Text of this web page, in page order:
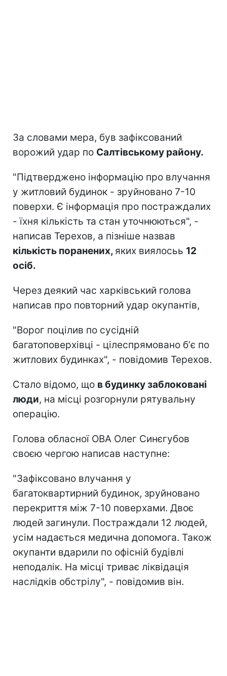
За словами мера, був зафіксований
ворожий удар по Салтівському району.
"Підтверджено інформацію про влучання
у житловий будинок - зруйновано 7-10
поверхи. Є інформація про постраждалих
- їхня кількість та стан уточнюються", -
написав Терехов, а пізніше назвав
кількість поранених, яких виялосьь 12
осіб.
Через деякий час харківський голова
написав про повторний удар окупантів,
"Ворог поцілив по сусідній
багатоповерхівці - цілеспрямовано бʼє по
житлових будинках", - повідомив Терехов.
Стало відомо, що в будинку заблоковані
люди, на місці розгорнули рятувальну
операцію.
Голова обласної ОВА Олег Синєгубов
своєю чергою написав наступне:
"Зафіксовано влучання у
багатоквартирний будинок, зруйновано
перекриття між 7-10 поверхами. Двоє
людей загинули. Постраждали 12 людей,
усім надається медична допомога. Також
окупанти вдарили по офісній будівлі
неподалік. На місці триває ліквідація
наслідків обстрілу", - повідомив він.